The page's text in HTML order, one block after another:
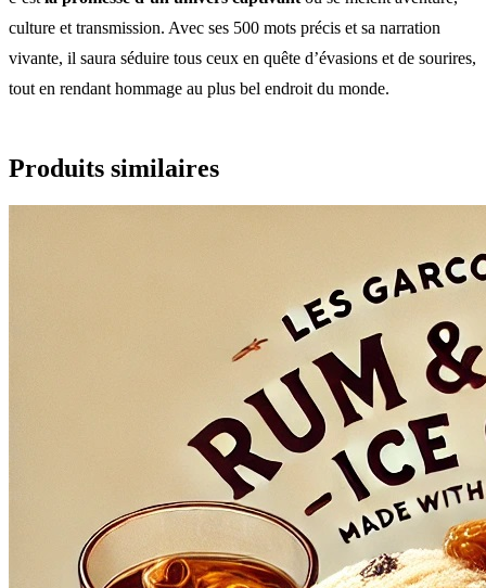
culture et transmission. Avec ses 500 mots précis et sa narration
vivante, il saura séduire tous ceux en quête d’évasions et de sourires,
tout en rendant hommage au plus bel endroit du monde.
Produits similaires